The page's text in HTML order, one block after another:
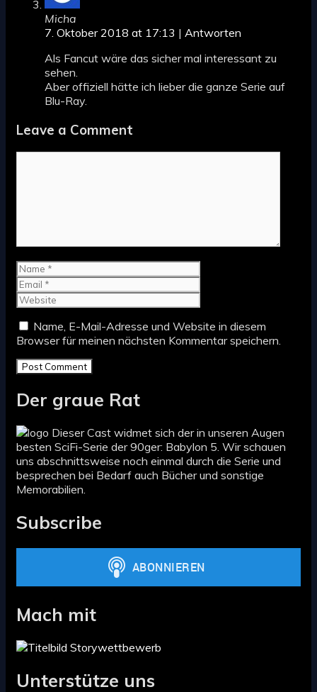
Micha
7. Oktober 2018 at 17:13 | Antworten
Als Fancut wäre das sicher mal interessant zu
sehen.
Aber offiziell hätte ich lieber die ganze Serie auf
Blu-Ray.
Leave a Comment
Name
Name, E-Mail-Adresse und Website in diesem
Browser für meinen nächsten Kommentar speichern.
Der graue Rat
Dieser Cast widmet sich der in unseren Augen
besten SciFi-Serie der 90ger: Babylon 5. Wir schauen
uns abschnittsweise noch einmal durch die Serie und
besprechen bei Bedarf auch Bücher und sonstige
Memorabilien.
Subscribe
Mach mit
Unterstütze uns